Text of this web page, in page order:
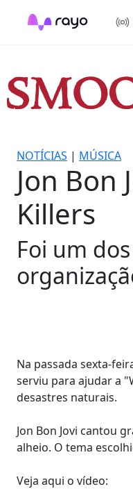
NOTÍCIAS | MÚSICA
Jon
Killers
Foi um
Na passada sexta-
serviu para ajudar a
desastres naturais.
Jon Bon Jovi cantou
alheio. O tema
Veja aqui o vídeo: